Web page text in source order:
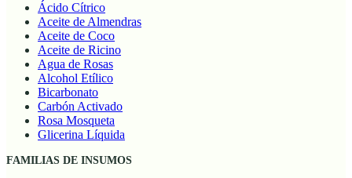
Ácido Cítrico
Aceite de Almendras
Aceite de Coco
Aceite de Ricino
Agua de Rosas
Alcohol Etílico
Bicarbonato
Carbón Activado
Rosa Mosqueta
Glicerina Líquida
FAMILIAS DE INSUMOS